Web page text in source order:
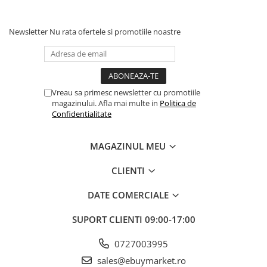
Balonul se livreaza neumflat.
Setul contine un pai transparent pentru umflare balonului
Poate fi umflat cu aer sau heliu.
Alege baloanele pentru a transforma orice eveniment într-o
Newsletter Nu rata ofertele si promotiile noastre
Vreau sa primesc newsletter cu promotiile
magazinului. Afla mai multe in Politica de
Confidentialitate
MAGAZINUL MEU
CLIENTI
DATE COMERCIALE
SUPORT CLIENTI 09:00-17:00
0727003995
sales@ebuymarket.ro